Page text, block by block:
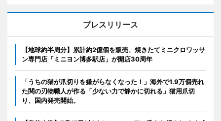
プレスリリース
【地球約半周分】累計約2億個を販売、焼きたてミニクロワッサ
ン専門店「ミニヨン博多駅店」が開店30周年
「うちの猫が爪切りを嫌がらなくなった！」海外で1.9万個売れ
た関の刃物職人が作る「少ない力で静かに切れる」猫用爪切
り、国内発売開始。